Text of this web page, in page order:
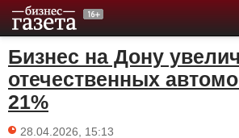
Бизнес на Дону
отечественных
21%
28.04.2026, 15:13